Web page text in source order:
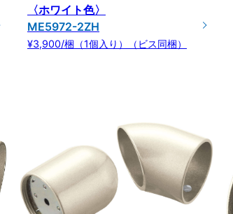
〈ホワイト色〉
ME5972-2ZH
¥3,900/梱（1個入り）（ビス同梱）